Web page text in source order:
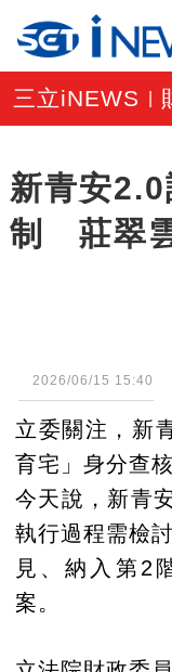
三立iNEWS
新青安
制 莊翠
2026/06/15 15:40
立委關注，新
育宅」身分查
今天說，新青
執行過程需檢
見、納入第2
案。